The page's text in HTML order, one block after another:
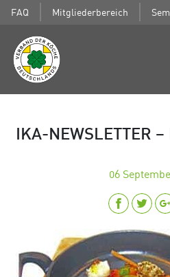
FAQ Mitgliederbereich
IKA-NEWSLETTER
06